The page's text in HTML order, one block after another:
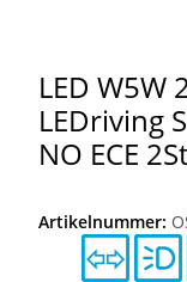
LED W5W
LEDriving
NO ECE
Artikelnummer: